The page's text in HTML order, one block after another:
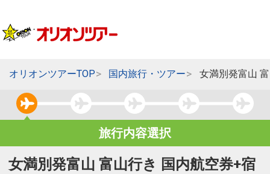
オリオンツアーTOP 国内旅行・ツアー 女満別発富山
旅行内容選択
女満別発富山 富山行き 国内航空券+宿